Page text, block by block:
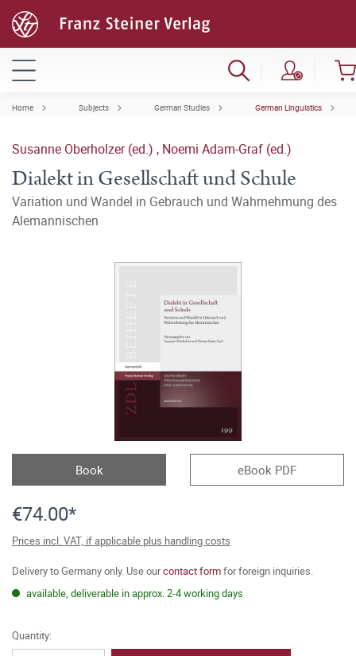
Home Subjects German Studies German Linguistics
Susanne Oberholzer (ed.) , Noemi Adam-Graf (ed.)
Dialekt in Gesellschaft und Schule
Variation und Wandel in Gebrauch und Wahrnehmung des
Alemannischen
Book eBook PDF
€74.00*
Prices incl. VAT, if applicable plus handling costs
Delivery to Germany only. Use ourcontact formfor foreign inquiries.
available, deliverable in approx. 2-4 working days
Quantity: